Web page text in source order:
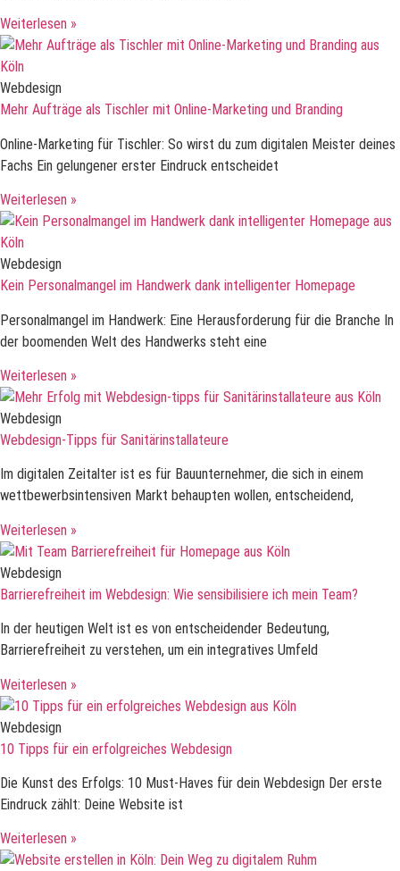
Weiterlesen »
Webdesign
Mehr Aufträge als Tischler mit Online-Marketing und Branding
Online-Marketing für Tischler: So wirst du zum digitalen Meister deines
Fachs Ein gelungener erster Eindruck entscheidet
Weiterlesen »
Webdesign
Kein Personalmangel im Handwerk dank intelligenter Homepage
Personalmangel im Handwerk: Eine Herausforderung für die Branche In
der boomenden Welt des Handwerks steht eine
Weiterlesen »
Webdesign
Webdesign-Tipps für Sanitärinstallateure
Im digitalen Zeitalter ist es für Bauunternehmer, die sich in einem
wettbewerbsintensiven Markt behaupten wollen, entscheidend,
Weiterlesen »
Webdesign
Barrierefreiheit im Webdesign: Wie sensibilisiere ich mein Team?
In der heutigen Welt ist es von entscheidender Bedeutung,
Barrierefreiheit zu verstehen, um ein integratives Umfeld
Weiterlesen »
Webdesign
10 Tipps für ein erfolgreiches Webdesign
Die Kunst des Erfolgs: 10 Must-Haves für dein Webdesign Der erste
Eindruck zählt: Deine Website ist
Weiterlesen »